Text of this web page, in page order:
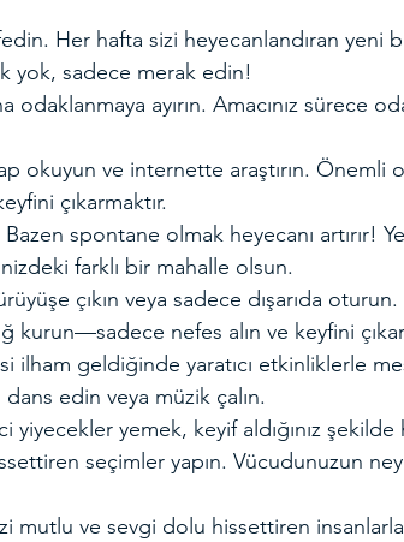
Her hafta sizi heyecanlandıran yeni
yok, sadece merak edin!
odaklanmaya ayırın. Amacınız sürece
okuyun ve internette araştırın. Önemli
çıkarmaktır.
spontane olmak heyecanı artırır!
farklı bir mahalle olsun.
çıkın veya sadece dışarıda
kurun—sadece nefes alın ve keyfini
ilham geldiğinde yaratıcı etkinliklerle
edin veya müzik çalın.
yiyecekler yemek, keyif aldığınız
seçimler yapın. Vücudunuzun
mutlu ve sevgi dolu hissettiren